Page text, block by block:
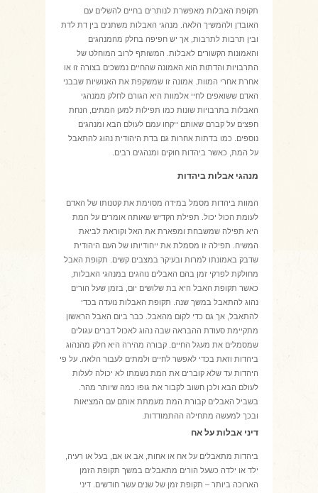
תקופת האבלות מאפשרת לנותרים בחיים להשלים עם
האובדן ולהמשיך הלאה. מנהגי האבלות משתנים בין דת לדת
ובין תרבות לתרבות, אך יש חפיפה בחלק מהמנהגים
והאמונות הקשורים לאבלות. המשותף לרוב המוחלט של
התרבויות והדתות הוא האמונה שהחיים נמשכים בצורה זו או
אחרת אחרי המוות. אמונה זו שמשקפת את האנושיות שבבני
האדם ששואפים לחיי אלמוות היא הגורם לחלק ממנהגי
האבלות בתרבויות שונות כמו תפילות למען המתים, הנחת
חפצים על קברם שאותם ייקחו עמם לעולם הבא ומנהגים
נוספים. כמו בדתות אחרות גם בדת היהודית נהוג להתאבל
על המת, כאשר ביהדות חוקים ומנהגים רבים.
מנהגי אבלות ביהדות
המוות ביהדות מסמל במידה מסוימת את קטנותו של האדם
לעומת הכול יכול. תפילת הקדיש שאותה אומרים על המת
היא תפילה שמשבחת ומפארת את האל וקוראת לביאת
המשיח. תפילה זו מסמלת את ייחודיותו של העם היהודית
שדבק באמונתו למרות ובעיקר במצבים קשים. תקופת האבל
מחולקת לפרקי זמן בהם האבלים נוהגים במנהגי האבלות,
כאשר תקופת האבל היא בת שלושים יום, בזמן שעל הורים
נהוג להתאבל במשך שנה. תקופת האבלות נועדה בכדי
להתאבל, אך גם כדי לקום מהאבל. כבר ביום האבל הראשון
מתקיימת סעודת ההבראה שבה נהוג לאכול דברים עגולים
שמסמלים את מעגל החיים. קבורה מהירה היא חלק מהנהוג
ביהדות וזאת בכדי לאפשר לחיים ולמתים לעבור הלאה. על פי
היהדות עד שלא קוברים את המת נשמתו לא יכולה לעלות
לעולם הבא ולכן חשוב לקבור את גופו כמה שיותר מהר.
בשביל האבלים קבורת המת מעמתת אותם עם המציאות
ובכך למעשה מתחילה ההתמודדות.
דיני אבלות על אח
ביהדות מתאבלים על אח או אחות, אב או אם, בעל או רעיה,
ילד או ילדה כשעל הורים מתאבלים במשך תקופת הזמן
הארוכה ביותר – תקופת זמן של שנים עשר חודשים. דיני